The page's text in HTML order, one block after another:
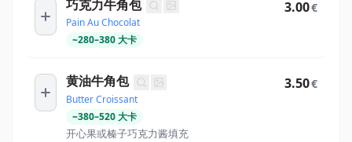
巧克力牛角包
Pain Au Chocolat
~280–380大卡
3.00€
黄油牛角包
Butter Croissant
~380–520大卡
开心果或榛子巧克力酱填充
3.50€